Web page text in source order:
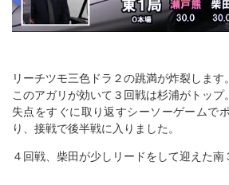
リーチツモ三色ドラ２の跳満が炸裂します。
このアガリが効いて３回戦は杉浦がトップ。
失点をすぐに取り返すシーソーゲームで
り、接戦で後半戦に入りました。
４回戦、柴田が少しリードをして迎えた南